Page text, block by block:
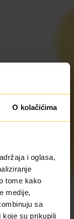
O kolačićima
i oglasa,
tome kako
medije,
sa
koje su prikupili
XO, XXY, XYY)